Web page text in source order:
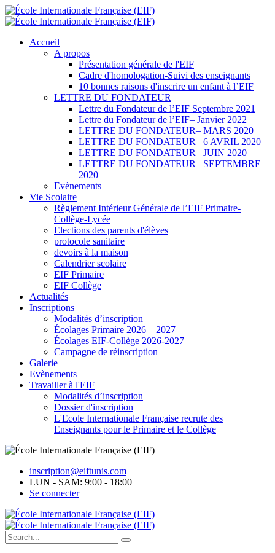
Accueil
A propos
Présentation générale de l'EIF
Cadre d'homologation-Suivi des enseignants
10 bonnes raisons d'inscrire un enfant à l’EIF
LETTRE DU FONDATEUR
Lettre du Fondateur de l’EIF Septembre 2021
Lettre du Fondateur de l’EIF– Janvier 2022
LETTRE DU FONDATEUR– MARS 2020
LETTRE DU FONDATEUR– 6 AVRIL 2020
LETTRE DU FONDATEUR– JUIN 2020
LETTRE DU FONDATEUR– SEPTEMBRE
2020
Evènements
Vie Scolaire
Règlement Intérieur Générale de l’EIF Primaire-
Collège-Lycée
Elections des parents d'élèves
protocole sanitaire
devoirs à la maison
Calendrier scolaire
EIF Primaire
EIF Collège
Actualités
Inscriptions
Modalités d’inscription
Écolages Primaire 2026 – 2027
Écolages EIF-Collège 2026-2027
Campagne de réinscription
Galerie
Evènements
Travailler à l'EIF
Modalités d’inscription
Dossier d'inscription
L'Ecole Internationale Française recrute des
Enseignants pour le Primaire et le Collège
inscription@eiftunis.com
LUN - SAM: 9:00 - 18:00
Se connecter